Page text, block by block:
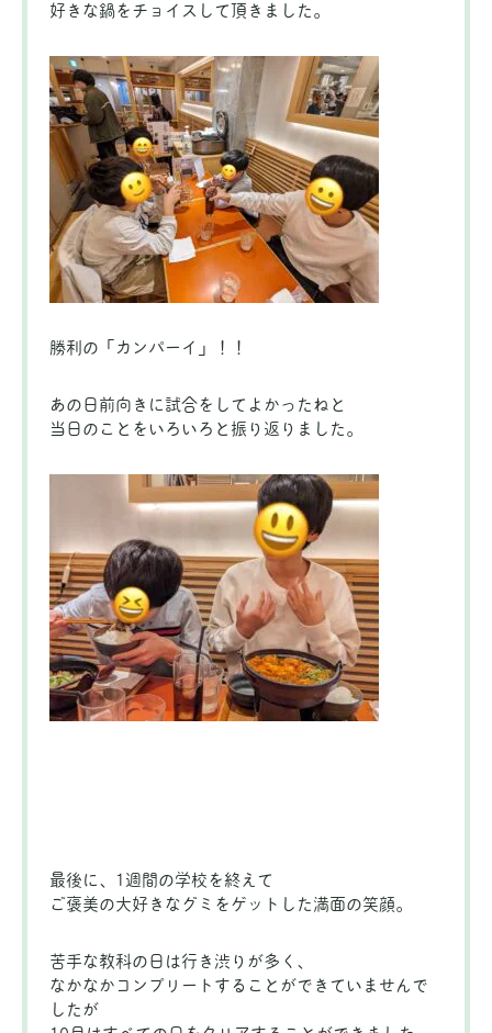
好きな鍋をチョイスして頂きました。
勝利の「カンパーイ」！！
あの日前向きに試合をしてよかったねと
当日のことをいろいろと振り返りました。
最後に、1週間の学校を終えて
ご褒美の大好きなグミをゲットした満面の笑顔。
苦手な教科の日は行き渋りが多く、
なかなかコンプリートすることができていませんで
したが